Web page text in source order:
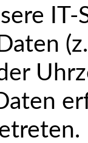
IT-